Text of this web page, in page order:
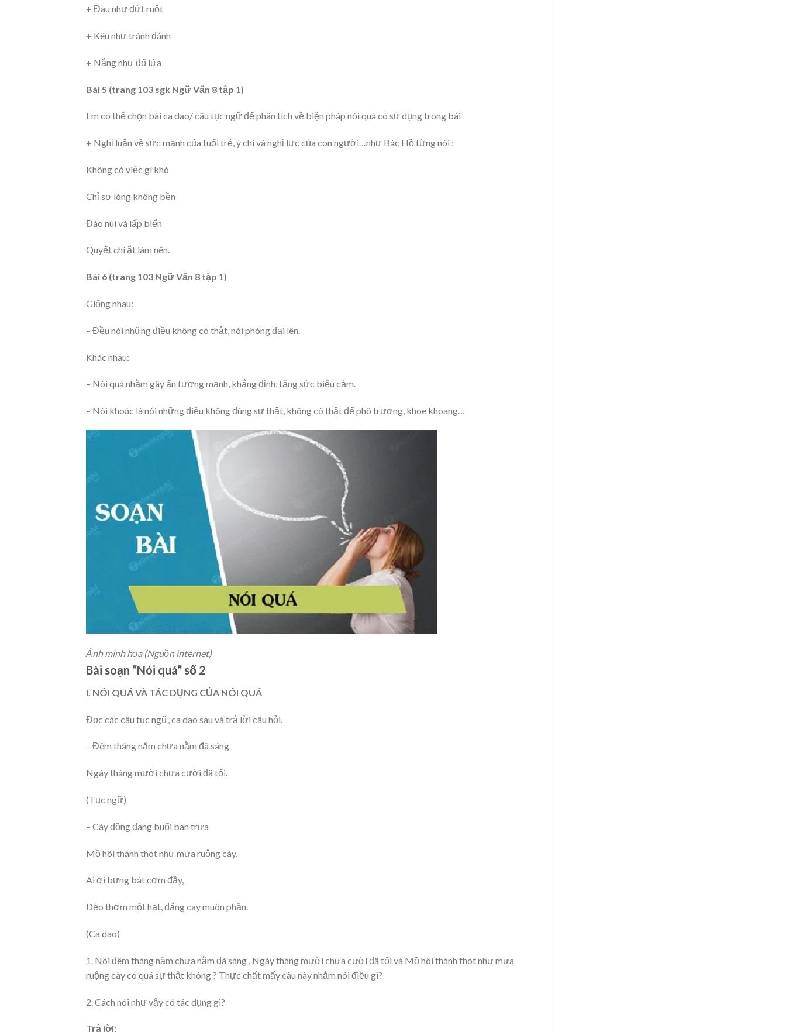
+ Đau như đứt ruột
+ Kêu như tránh đánh
+ Nắng như đổ lửa
Bài 5 (trang 103 sgk Ngữ Văn 8 tập 1)
Em có thể chọn bài ca dao/ câu tục ngữ để phân tích về biện pháp nói quá có sử dụng trong bài
+ Nghị luận về sức mạnh của tuổi trẻ, ý chí và nghị lực của con người…như Bác Hồ từng nói :
Không có việc gì khó
Chỉ sợ lòng không bền
Đào núi và lấp biển
Quyết chí ắt làm nên.
Bài 6 (trang 103 Ngữ Văn 8 tập 1)
Giống nhau:
– Đều nói những điều không có thật, nói phóng đại lên.
Khác nhau:
– Nói quá nhằm gây ấn tượng mạnh, khẳng định, tăng sức biểu cảm.
– Nói khoác là nói những điều không đúng sự thật, không có thật để phô trương, khoe khoang…
Ảnh minh họa (Nguồn internet)
Bài soạn “Nói quá” số 2
I. NÓI QUÁ VÀ TÁC DỤNG CỦA NÓI QUÁ
Đọc các câu tục ngữ, ca dao sau và trả lời câu hỏi.
– Đêm tháng năm chưa nằm đã sáng
Ngày tháng mười chưa cười đã tối.
(Tục ngữ)
– Cày đồng đang buổi ban trưa
Mồ hôi thánh thót như mưa ruộng cày.
Ai ơi bưng bát cơm đầy,
Dẻo thơm một hạt, đắng cay muôn phần.
(Ca dao)
1. Nói đêm tháng năm chưa nằm đã sáng , Ngày tháng mười chưa cười đã tối và Mồ hôi thánh thót như mưa
ruộng cày có quá sự thật không ? Thực chất mấy câu này nhằm nói điều gì?
2. Cách nói như vậy có tác dụng gì?
Trả lời: